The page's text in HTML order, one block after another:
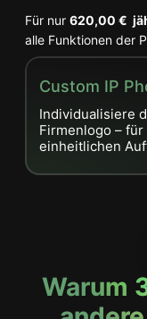
Für nur 620,00 €
alle Funktionen der
Custom IP
Individualisiere
Firmenlogo –
einheitlichen
Warum